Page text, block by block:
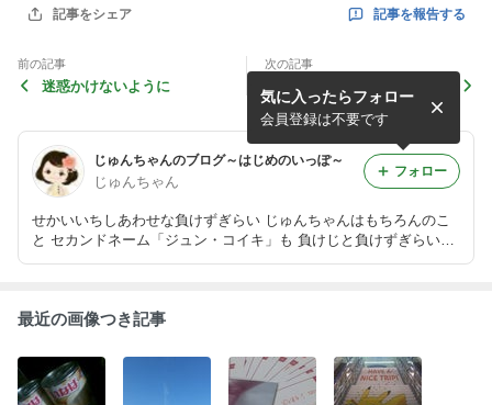
記事をシェア 記事を報告する
前の記事
迷惑かけないように
次の記事
一度失ったように見える種類
の自由
じゅんちゃんのブログ～はじめのいっぽ～
じゅんちゃん
せかいいちしあわせな負けずぎらい じゅんちゃんはもちろんのこ
と セカンドネーム「ジュン・コイキ」も 負けじと負けずぎらいで
す
気に入ったらフォロー
会員登録は不要です
フォロー
最近の画像つき記事